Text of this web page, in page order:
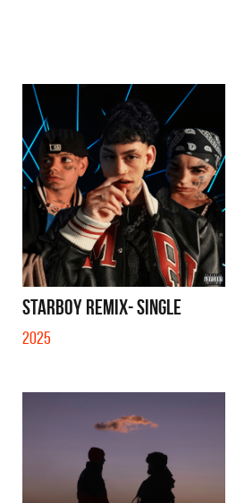
STARBOY REMIX- SINGLE
2025